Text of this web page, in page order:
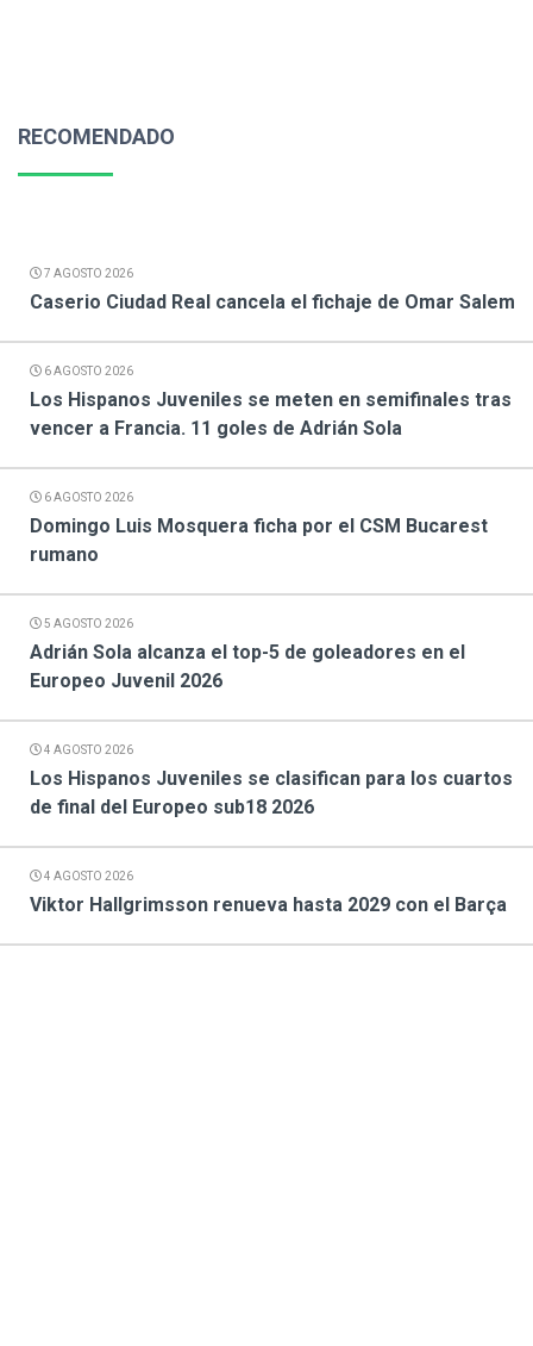
RECOMENDADO
7 AGOSTO 2026
Caserio Ciudad Real cancela el fichaje de Omar Salem
6 AGOSTO 2026
Los Hispanos Juveniles se meten en semifinales tras
vencer a Francia. 11 goles de Adrián Sola
6 AGOSTO 2026
Domingo Luis Mosquera ficha por el CSM Bucarest
rumano
5 AGOSTO 2026
Adrián Sola alcanza el top-5 de goleadores en el
Europeo Juvenil 2026
4 AGOSTO 2026
Los Hispanos Juveniles se clasifican para los cuartos
de final del Europeo sub18 2026
4 AGOSTO 2026
Viktor Hallgrimsson renueva hasta 2029 con el Barça